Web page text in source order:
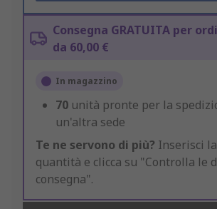
Consegna GRATUITA per
da 60,00 €
In magazzino
70 unità pronte per la
un'altra sede
Te ne servono di più? Inserisci
quantità e clicca su "Controlla le
consegna".